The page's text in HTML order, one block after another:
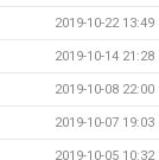
2019-10-22 13:49
2019-10-14 21:28
2019-10-08 22:00
2019-10-07 19:03
2019-10-05 10:32